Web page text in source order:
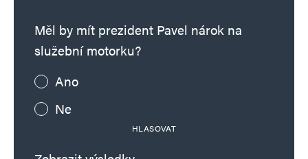
Měl by mít prezident Pavel nárok na
služební motorku?
Ano
Ne
HLASOVAT